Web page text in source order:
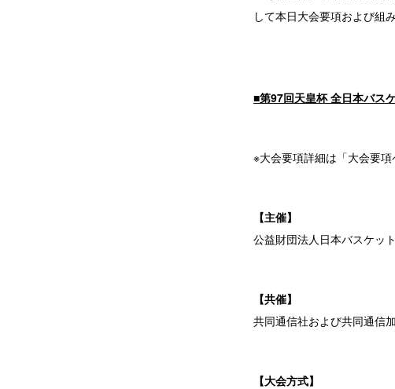
して本日大会要項および組
■第97回天皇杯 全日本バス
※大会要項詳細は 「大会要
【主催】
公益財団法人日本バスケッ
【共催】
共同通信社および共同通信
【大会方式】